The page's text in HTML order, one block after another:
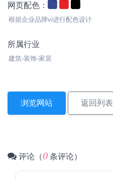
网页配色：
根据企业品牌vi进行配色设计
所属行业
建筑-装饰-家居
浏览网站 返回列表
评论（0 条评论）